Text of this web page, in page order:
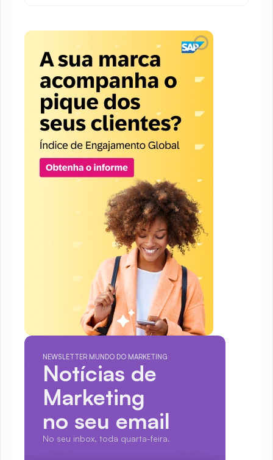
NEWSLETTER MUNDO DO MARKETING
Notícias de
Marketing
no seu email
No seu inbox, toda quarta-feira.